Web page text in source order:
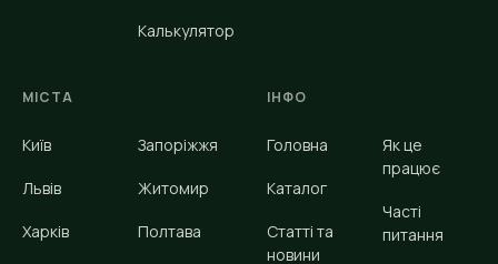
Калькулятор
МІСТА
Київ
Львів
Харків
Запоріжжя
Житомир
Полтава
ІНФО
Головна
Каталог
Статті та
новини
Як це
працює
Часті
питання